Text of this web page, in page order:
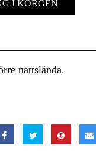
I KORGEN
nattslända.